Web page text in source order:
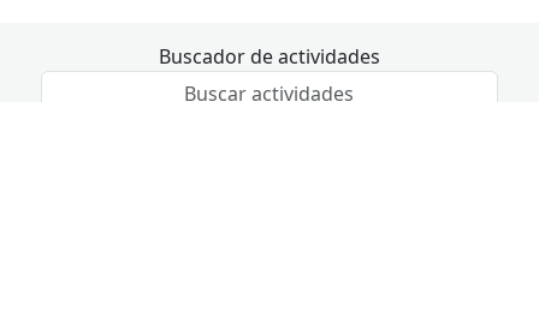
Buscador de actividades